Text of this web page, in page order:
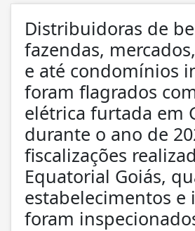
Distribuidoras de
fazendas,
e até condomínios
foram flagrados
elétrica furtada em
durante o ano de
fiscalizações
Equatorial Goiás,
estabelecimentos e
foram